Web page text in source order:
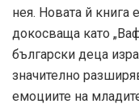
нея. Новата й книга
докосваща като
български деца
значително
емоциите на